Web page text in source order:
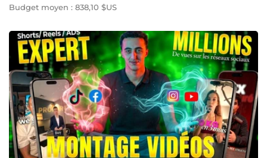
Budget moyen : 838,10 $US